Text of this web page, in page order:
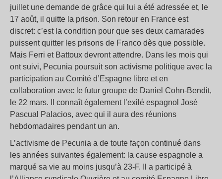
juillet une demande de grâce qui lui a été adressée et, le
17 août, il quitte la prison. Son retour en France est
discret: c’est la condition pour que ses deux camarades
puissent quitter les prisons de Franco dès que possible.
Mais Ferri et Battoux devront attendre. Dans les mois qui
ont suivi, Pecunia poursuit son activisme politique avec la
participation au Comité d’Espagne libre et en
collaboration avec le futur groupe de Daniel Cohn-Bendit,
le 22 mars. Il connaît également l’exilé espagnol José
Pascual Palacios, avec qui il aura des réunions
hebdomadaires pendant un an.
L’activisme de Pecunia a de toute façon continué dans
les années suivantes également: la cause espagnole a
marqué sa vie au moins jusqu’à 23-F. Il a participé à